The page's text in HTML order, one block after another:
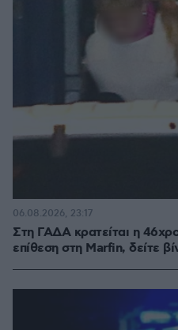
Στη ΓΑΔΑ κρατείται η
επίθεση στη Marfin, δείτε
06.08.2026, 23:17